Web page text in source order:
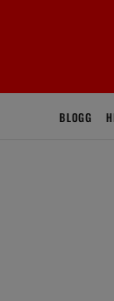
BLOGG